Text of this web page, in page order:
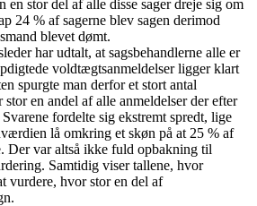
en stor del af alle disse sager dreje sig om
24 % af sagerne blev sagen derimod
blevet dømt.
har udtalt, at sagsbehandlerne alle er
voldtægtsanmeldelser ligger klart
spurgte man derfor et stort antal
stor en andel af alle anmeldelser der efter
fordelte sig ekstremt spredt, lige
lå omkring et skøn på at 25 % af
Der var altså ikke fuld opbakning til
Samtidig viser tallene, hvor
vurdere, hvor stor en del af